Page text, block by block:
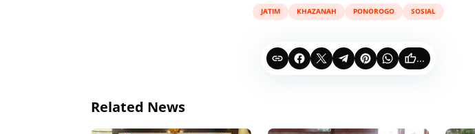
JATIM KHAZANAH PONOROGO SOSIAL
...
Related News